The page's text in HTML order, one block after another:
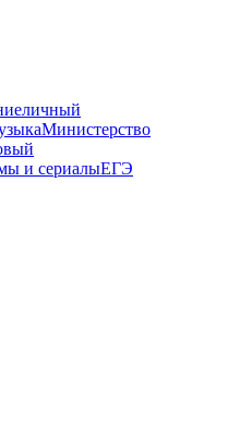
личный
Министерство
и сериалыЕГЭ